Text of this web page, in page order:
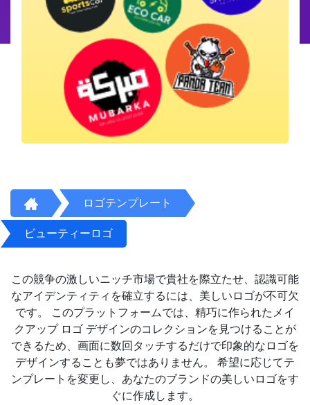
ロゴテンプレート
ビューティーロゴ
この競争の激しいニッチ市場で貴社を際立たせ、認識可能
なアイデンティティを確立するには、美しいロゴが不可欠
です。 このプラットフォームでは、精巧に作られたメイ
クアップ ロゴ デザインのコレクションを見つけることが
できるため、画面に数回タッチするだけで印象的なロゴを
デザインすることも夢ではありません。 希望に応じてテ
ンプレートを変更し、あなたのブランドの美しいロゴをす
ぐに作成します。